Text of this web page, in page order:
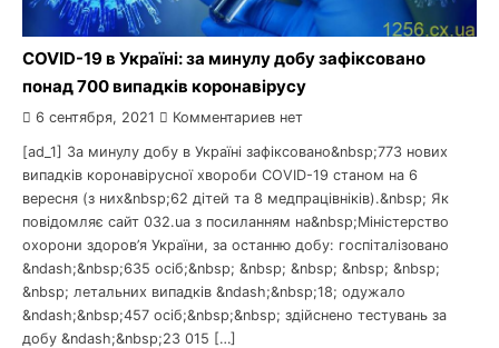
COVID-19 в Україні: за минулу добу зафіксовано
понад 700 випадків коронавірусу
6 сентября, 2021 Комментариев нет
[ad_1] За минулу добу в Україні зафіксовано&nbsp;773 нових
випадків коронавірусної хвороби COVID-19 станом на 6
вересня (з них&nbsp;62 дітей та 8 медпрацівніків).&nbsp; Як
повідомляє сайт 032.ua з посиланням на&nbsp;Міністерство
охорони здоров’я України, за останню добу: госпіталізовано
&ndash;&nbsp;635 осіб;&nbsp; &nbsp; &nbsp; &nbsp; &nbsp;
&nbsp; летальних випадків &ndash;&nbsp;18; одужало
&ndash;&nbsp;457 осіб;&nbsp;&nbsp; здійснено тестувань за
добу &ndash;&nbsp;23 015 […]